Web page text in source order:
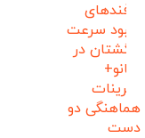
ترفندهای
بهبود سرعت
انگشتان در
پیانو+
تمرینات
هماهنگی دو
دست